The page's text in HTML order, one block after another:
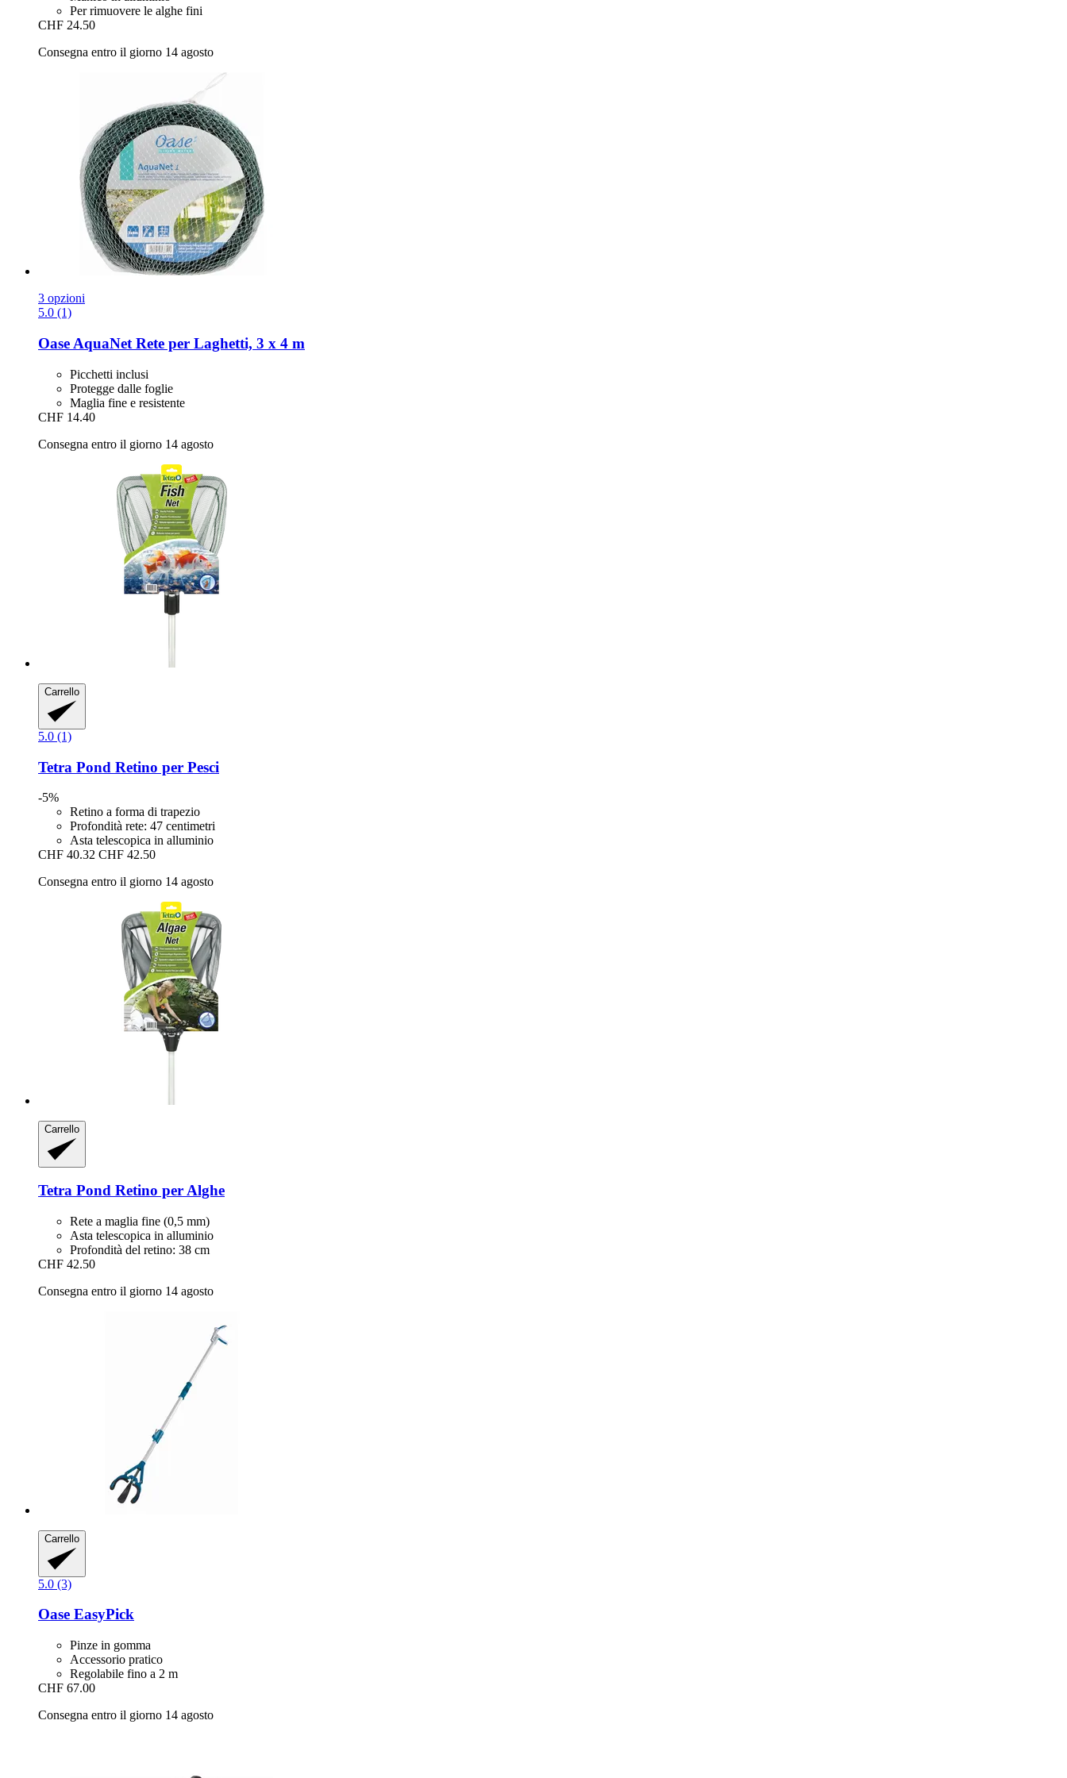
Per rimuovere le alghe fini
CHF 24.50
Consegna entro il giorno 14 agosto
3 opzioni
5.0 (1)
Oase AquaNet Rete per Laghetti, 3 x 4 m
Picchetti inclusi
Protegge dalle foglie
Maglia fine e resistente
CHF 14.40
Consegna entro il giorno 14 agosto
Carrello
5.0 (1)
Tetra Pond Retino per Pesci
-5%
Retino a forma di trapezio
Profondità rete: 47 centimetri
Asta telescopica in alluminio
CHF 40.32 CHF 42.50
Consegna entro il giorno 14 agosto
Carrello
Tetra Pond Retino per Alghe
Rete a maglia fine (0,5 mm)
Asta telescopica in alluminio
Profondità del retino: 38 cm
CHF 42.50
Consegna entro il giorno 14 agosto
Carrello
5.0 (3)
Oase EasyPick
Pinze in gomma
Accessorio pratico
Regolabile fino a 2 m
CHF 67.00
Consegna entro il giorno 14 agosto